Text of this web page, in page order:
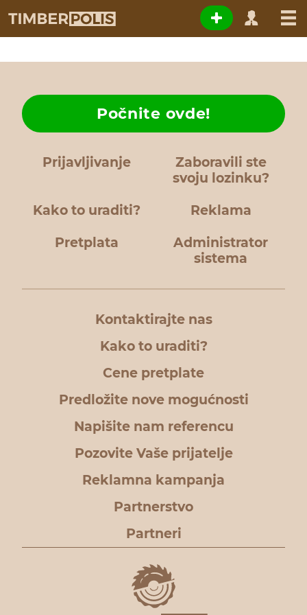
Prijavljivanje
Zaboravili ste
svoju lozinku?
Kako to uraditi?
Počnite ovde!
Reklama
Pretplata
Administrator
sistema
Kontaktirajte nas
Kako to uraditi?
Cene pretplate
Predložite nove mogućnosti
Napišite nam referencu
Pozovite Vaše prijatelje
Reklamna kampanja
Partnerstvo
Partneri